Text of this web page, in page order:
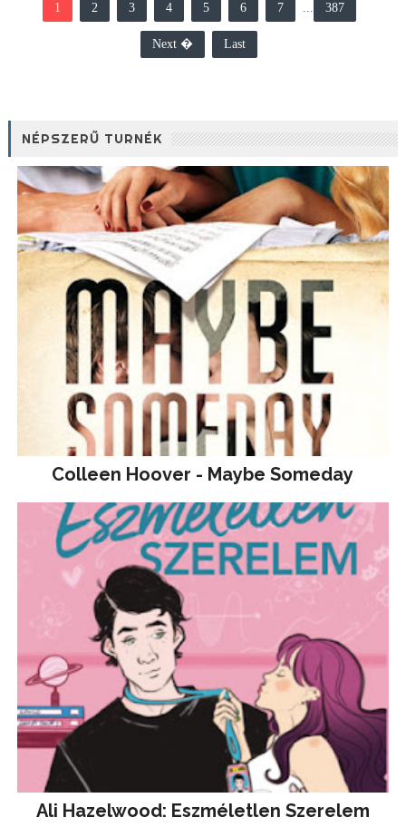
1 2 3 4 5 6 7 ... 387
Next � Last
NÉPSZERŰ TURNÉK
Colleen Hoover - Maybe Someday
Ali Hazelwood: Eszméletlen Szerelem